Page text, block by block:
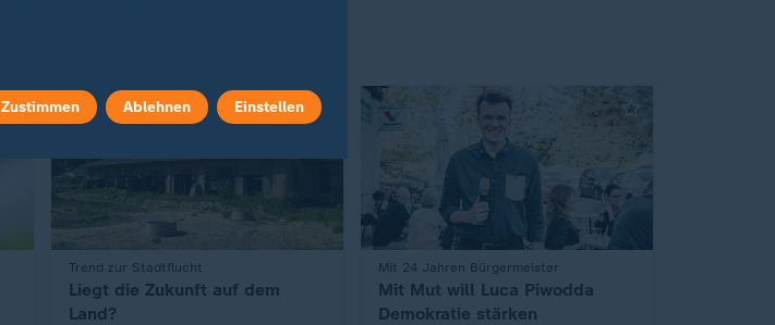
Trend zur Stadtflucht
:
Liegt die Zukunft auf dem
Land?
Mit 24 Jahren Bürgermeister
:
Mit Mut will Luca Piwodda
Demokratie stärken
Zustimmen Ablehnen Einstellen